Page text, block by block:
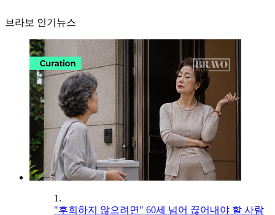
브라보 인기뉴스
1.
"후회하지 않으려면" 60세 넘어 끊어내야 할 사람